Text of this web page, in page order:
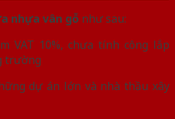
nhựa vân gỗ như sau:
VAT 10%, chưa tính công lắp
trường
dự án lớn và nhà thầu xây